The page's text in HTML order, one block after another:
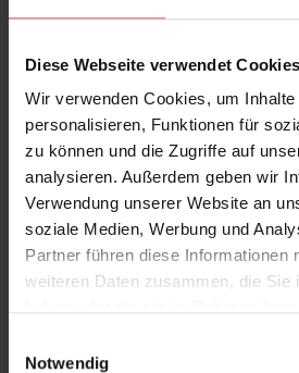
Diese Webseite verwendet Cookies
Wir verwenden Cookies, um
personalisieren, Funktionen für
zu können und die Zugriffe auf
analysieren. Außerdem geben wir
Verwendung unserer Website an
soziale Medien, Werbung und
Partner führen diese Informationen
weiteren Daten zusammen, die Sie
Notwendig
FAQ
Sie haben Fragen zum Produkt?